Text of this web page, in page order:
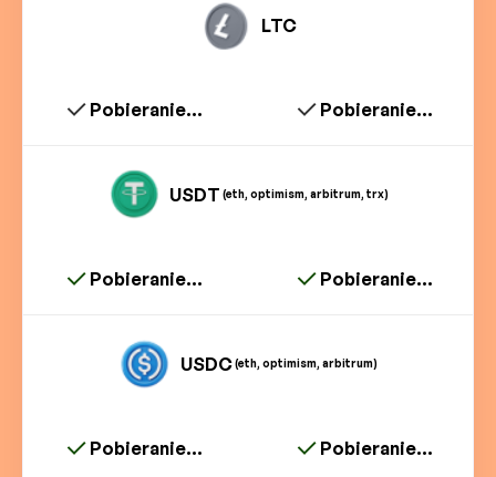
LTC
Pobieranie... Pobieranie...
USDT (eth, optimism, arbitrum, trx)
Pobieranie... Pobieranie...
USDC(eth, optimism, arbitrum)
Pobieranie... Pobieranie...